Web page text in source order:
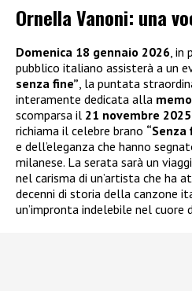
Ornella Vanoni: una
Domenica 18 gennaio 2026 ,
pubblico italiano assisterà a un
senza fine” , la puntata
interamente dedicata alla
scomparsa il 21 novembre
richiama il celebre brano “Senza
e dell’eleganza che hanno
milanese. La serata sarà un
nel carisma di un’artista che ha
decenni di storia della canzone
un’impronta indelebile nel cuore